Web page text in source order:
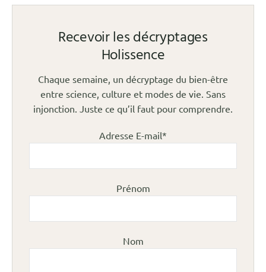
Recevoir les décryptages
Holissence
Chaque semaine, un décryptage du bien-être
entre science, culture et modes de vie. Sans
injonction. Juste ce qu’il faut pour comprendre.
Adresse E-mail*
Prénom
Nom